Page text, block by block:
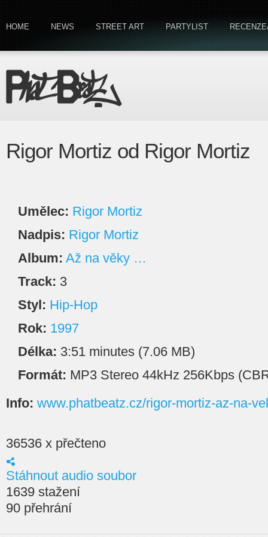
HOME NEWS STREET ART PARTYLIST
Rigor Mortiz od Rigor Mortiz
Umělec: Rigor Mortiz
Nadpis: Rigor Mortiz
Album: Až na věky …
Track: 3
Styl: Hip-Hop
Rok: 1997
Délka: 3:51 minutes (7.06 MB)
Formát: MP3 Stereo 44kHz 256Kbps
Info: www.phatbeatz.cz/rigor-mortiz-az-na-
36536 x přečteno
Stáhnout audio soubor
1639 stažení
90 přehrání